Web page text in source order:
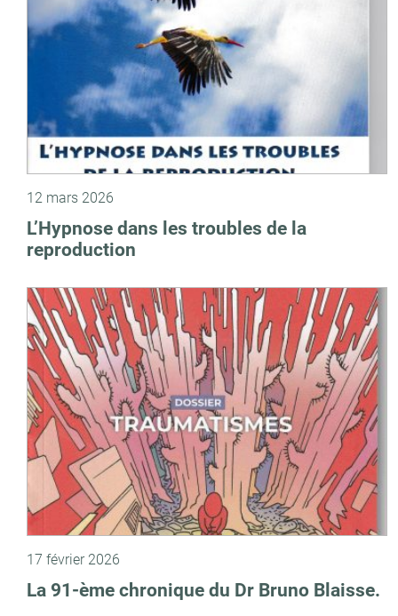
12 mars 2026
L’Hypnose dans les troubles de la
reproduction
17 février 2026
La 91-ème chronique du Dr Bruno Blaisse.